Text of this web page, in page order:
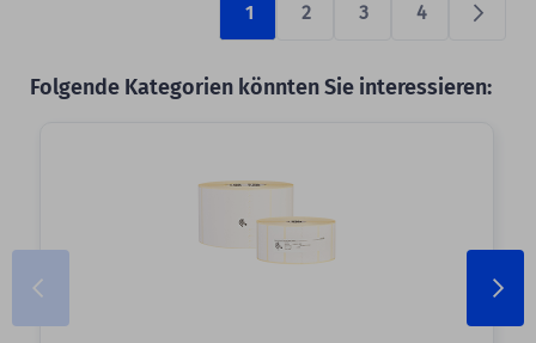
1 2 3 4
Folgende Kategorien könnten Sie interessieren: